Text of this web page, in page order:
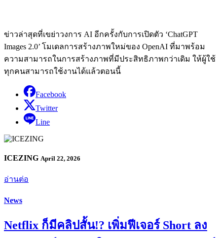
ข่าวล่าสุดที่เขย่าวงการ AI อีกครั้งกับการเปิดตัว ‘ChatGPT
Images 2.0’ โมเดลการสร้างภาพใหม่ของ OpenAI ที่มาพร้อม
ความสามารถในการสร้างภาพที่มีประสิทธิภาพกว่าเดิม ให้ผู้ใช้
ทุกคนสามารถใช้งานได้แล้วตอนนี้
Facebook
Twitter
Line
ICEZING April 22, 2026
อ่านต่อ
News
Netflix ก็มีคลิปสั้น!? เพิ่มฟีเจอร์ Short ลง